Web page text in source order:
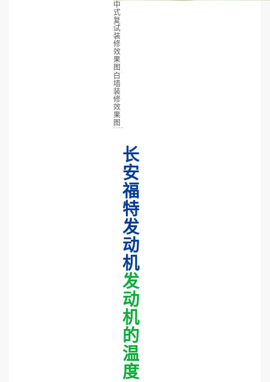
中
式
复
试
装
修
效
果
图
白
墙
装
修
效
果
图
长
安
福
特
发
动
机
发
动
机
的
温
度